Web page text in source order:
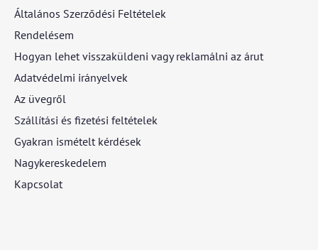
Általános Szerződési Feltételek
Rendelésem
Hogyan lehet visszaküldeni vagy reklamálni az árut
Adatvédelmi irányelvek
Az üvegről
Szállítási és fizetési feltételek
Gyakran ismételt kérdések
Nagykereskedelem
Kapcsolat